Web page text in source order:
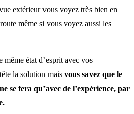
extérieur vous voyez très bien en
même si vous voyez aussi les
état d’esprit avec vos
la solution mais vous savez que le
se fera qu’avec de l’expérience, par